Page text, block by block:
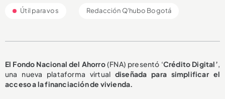
Útil para vos Redacción Q'hubo Bogotá
El Fondo Nacional del Ahorro(FNA) presentó ‘Crédito Digital’,
una nueva plataforma virtual diseñada para simplificar el
acceso a la financiación de vivienda.